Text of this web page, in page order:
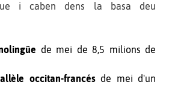
i caben dens la basa deu
de mei de 8,5 milions de
occitan-francésde mei d'un